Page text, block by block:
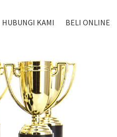
HUBUNGI KAMI BELI ONLINE